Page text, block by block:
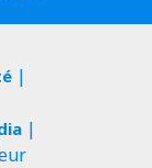
|
|